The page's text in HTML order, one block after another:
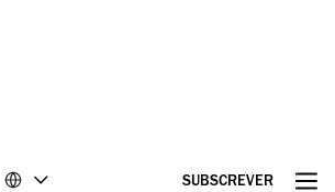
SUBSCREVER